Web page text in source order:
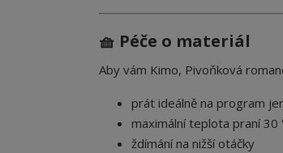
🧺 Péče o materiál
Aby vám Kimo, Pivoňková
prát ideálně na program
maximální teplota praní 30
ždímání na nižší otáčky